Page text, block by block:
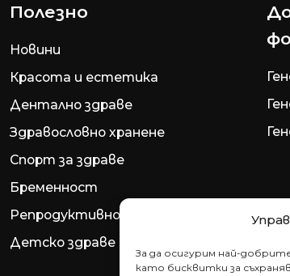
За да осигурим най-
като бисквитки за
Полезно
Новини
Красота и естетика
Дентално здраве
Здравословно хранене
Спорт за здраве
Бременност
Репродуктивно здраве
Детско здраве